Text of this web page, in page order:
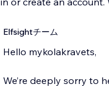
Elfsightチーム
Hello mykolakravets,
We’re deeply sorry to